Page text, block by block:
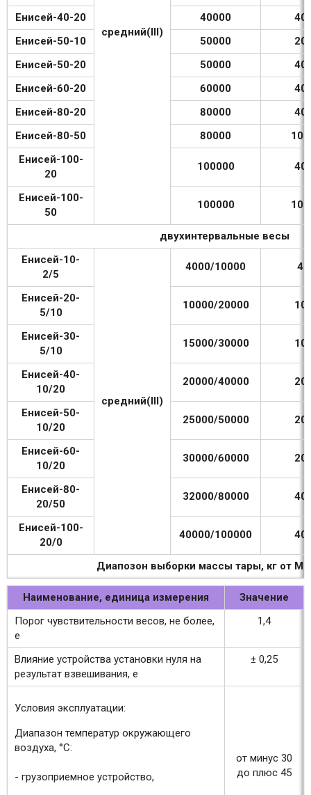
средний(III)
Енисей-40-20
40000
Енисей-50-10
50000
Енисей-50-20
50000
Енисей-60-20
60000
Енисей-80-20
80000
Енисей-80-50
80000
Енисей-100-
20
100000
Енисей-100-
50
100000
двухинтервальные весы
Енисей-10-
2/5
средний(III)
4000/10000 40
Енисей-20-
5/10
10000/20000
Енисей-30-
5/10
15000/30000
Енисей-40-
10/20
20000/40000
Енисей-50-
10/20
25000/50000
Енисей-60-
10/20
30000/60000
Енисей-80-
20/50
32000/80000
Енисей-100-
20/0
40000/100000
Диапозон выборки массы тары, кг от
Наименование, единица измерения
Значение
Порог чувствительности весов, не более,
е
1,4
Влияние устройства установки нуля на
результат взвешивания, е
± 0,25
Условия эксплуатации:
Диапазон температур окружающего
воздуха, °С:
- грузоприемное устройство,
от минус 30
до плюс 45